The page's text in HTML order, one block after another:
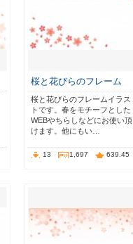
桜と花びらのフレーム
桜と花びらのフレームイラス
トです。春をモチーフとした
WEBやちらしなどにお使い頂
けます。他にもい…
13 1,697 639.45